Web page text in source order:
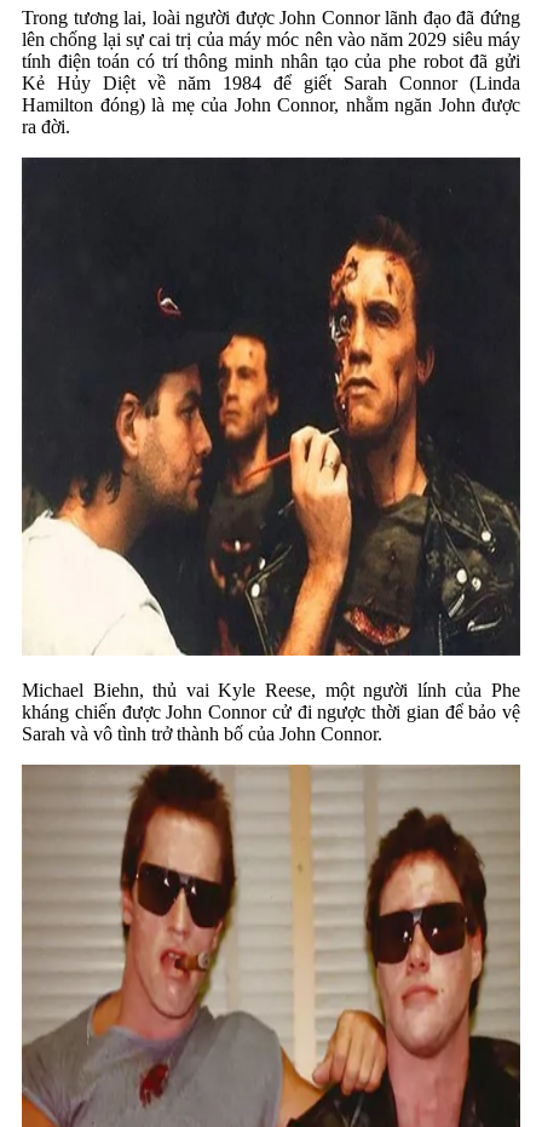
Trong tương lai, loài người được John Connor lãnh đạo đã đứng
lên chống lại sự cai trị của máy móc nên vào năm 2029 siêu máy
tính điện toán có trí thông minh nhân tạo của phe robot đã gửi
Kẻ Hủy Diệt về năm 1984 để giết Sarah Connor (Linda
Hamilton đóng) là mẹ của John Connor, nhằm ngăn John được
ra đời.
Michael Biehn, thủ vai Kyle Reese, một người lính của Phe
kháng chiến được John Connor cử đi ngược thời gian để bảo vệ
Sarah và vô tình trở thành bố của John Connor.